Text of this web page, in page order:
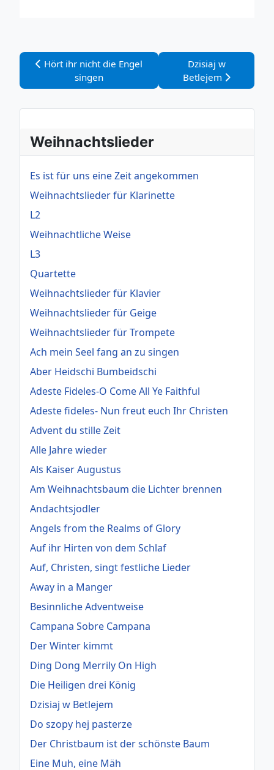
Vorheriger Beitrag: Hört ihr nicht die Engel singen
Hört ihr nicht die Engel
singen
Nächster Beitrag:
Dzisiaj w
Betlejem
Weihnachtslieder
Es ist für uns eine Zeit angekommen
Weihnachtslieder für Klarinette
L2
Weihnachtliche Weise
L3
Quartette
Weihnachtslieder für Klavier
Weihnachtslieder für Geige
Weihnachtslieder für Trompete
Ach mein Seel fang an zu singen
Aber Heidschi Bumbeidschi
Adeste Fideles-O Come All Ye Faithful
Adeste fideles- Nun freut euch Ihr Christen
Advent du stille Zeit
Alle Jahre wieder
Als Kaiser Augustus
Am Weihnachtsbaum die Lichter brennen
Andachtsjodler
Angels from the Realms of Glory
Auf ihr Hirten von dem Schlaf
Auf, Christen, singt festliche Lieder
Away in a Manger
Besinnliche Adventweise
Campana Sobre Campana
Der Winter kimmt
Ding Dong Merrily On High
Die Heiligen drei König
Dzisiaj w Betlejem
Do szopy hej pasterze
Der Christbaum ist der schönste Baum
Eine Muh, eine Mäh